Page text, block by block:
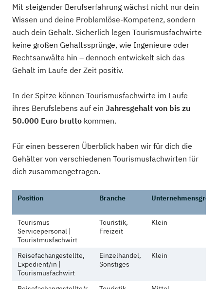
Mit steigender Berufserfahrung wächst nicht nur dein
Wissen und deine Problemlöse-Kompetenz, sondern
auch dein Gehalt. Sicherlich legen Tourismusfachwirte
keine großen Gehaltssprünge, wie Ingenieure oder
Rechtsanwälte hin – dennoch entwickelt sich das
Gehalt im Laufe der Zeit positiv.
In der Spitze können Tourismusfachwirte im Laufe
ihres Berufslebens auf ein Jahresgehalt von bis zu
50.000 Euro brutto kommen.
Für einen besseren Überblick haben wir für dich die
Gehälter von verschiedenen Tourismusfachwirten für
dich zusammengetragen.
Position Branche Unternehmensgröße
Tourismus
Servicepersonal |
Touristmusfachwirt
Touristik,
Freizeit
Klein
Reisefachangestellte,
Expedient/in |
Tourismusfachwirt
Einzelhandel,
Sonstiges
Klein